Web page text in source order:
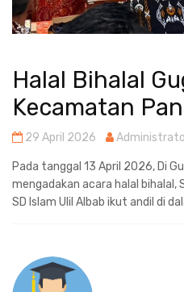
Halal Bihalal
Kecamatan
29 April 2026
Pada tanggal 13 April 2026, Di
mengadakan acara halal bihalal,
SD Islam Ulil Albab ikut andil di